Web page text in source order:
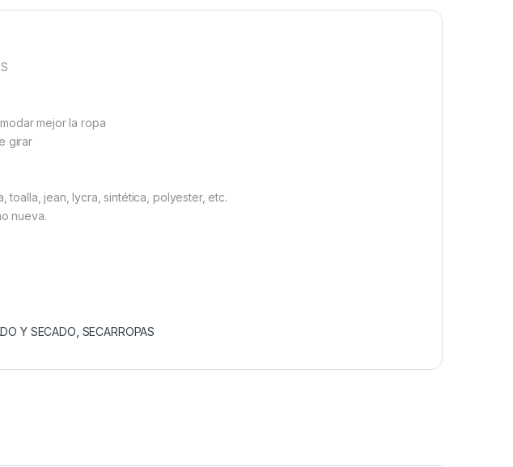
mejor la ropa
girar
toalla, jean, lycra, sintética, polyester, etc.
nueva.
Y SECADO SECARROPAS